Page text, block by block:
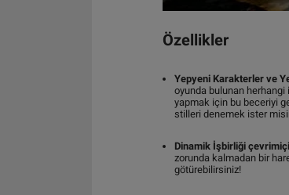
Özellikler
Yepyeni Karakterler ve
oyunda bulunan herhangi
yapmak için bu beceriyi
stilleri denemek ister
Dinamik İşbirliği
zorunda kalmadan bir
götürebilirsiniz!